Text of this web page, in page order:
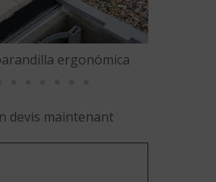
tubo circular
devis maintenant